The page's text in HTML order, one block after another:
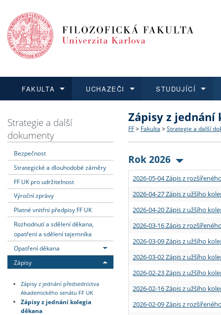
FAKULTA
Dozvědět se více
Struktura a historie
Strategie a další
Podpora a benefity pro
Absolventi fakulty
UCHAZEČI
Podat přihlášku
Co studovat a jak se
Učitelské studijní
Informace k průběhu
STUDUJÍCÍ
Dozvědět se více
Bakalářské a magisterské
Doktorské studium
Rigorózní řízení
Dozvědět se více
O vědě a výzkumu na FF
Akademické kvalifikace
Granty a projekty
Dozvědět se více
Aktuální nabídky a
Vyjíždějící studenti
Přijíždějící studenti
Vyjíždějící zaměstnanci
Strategie a další
dokumenty
Bezpečnost
Strategické a dlouhodobé záměry
FF UK pro udržitelnost
Výroční zprávy
Platné vnitřní předpisy FF UK
Rozhodnutí a sdělení děkana,
opatření a sdělení tajemníka
Opatření děkana
Zápisy
Zápisy z jednání předsednictva
Akademického senátu FF UK
Zápisy z jednání kolegia
děkana
Zápisy z jednání
FF > Fakulta > Strategie a další
Rok 2026
2026-05-04 Zápis z
2026-04-27 Zápis z užšího
2026-04-20 Zápis z užšího
2026-03-16 Zápis z
2026-03-09 Zápis z užšího
2026-03-02 Zápis z užšího
2026-02-23 Zápis z užšího
2026-02-16 Zápis z užšího
2026-02-09 Zápis z